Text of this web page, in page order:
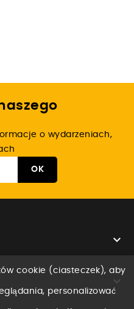
o wydarzeniach,


cookie (ciasteczek), aby
personalizować